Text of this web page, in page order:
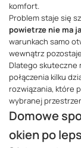
komfort.
Problem staje się
powietrze nie ma
warunkach samo
wewnątrz
Dlatego skuteczne
połączenia kilku
rozwiązania, które
wybranej
Domowe
okien po